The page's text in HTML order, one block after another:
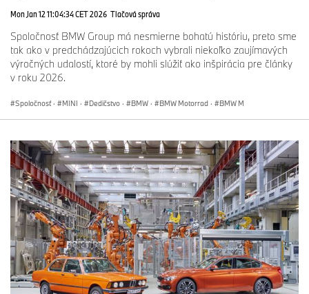
Mon Jan 12 11:04:34 CET 2026 Tlačová správa
Spoločnosť BMW Group má nesmierne bohatú históriu, preto sme
tak ako v predchádzajúcich rokoch vybrali niekoľko zaujímavých
výročných udalostí, ktoré by mohli slúžiť ako inšpirácia pre články
v roku 2026.
Spoločnosť · MINI · Dedičstvo · BMW · BMW Motorrad · BMW M